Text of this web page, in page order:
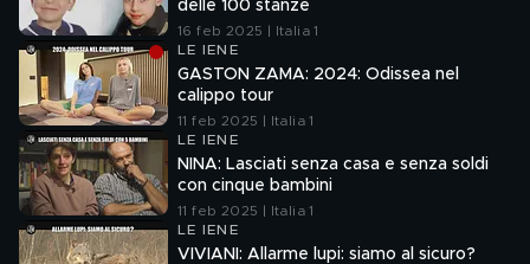
delle 100 stanze
16 feb 2025 | Italia 1
LE IENE
GASTON ZAMA: 2024: Odissea nel
calippo tour
11 feb 2025 | Italia 1
LE IENE
NINA: Lasciati senza casa e senza soldi
con cinque bambini
11 feb 2025 | Italia 1
LE IENE
VIVIANI: Allarme lupi: siamo al sicuro?